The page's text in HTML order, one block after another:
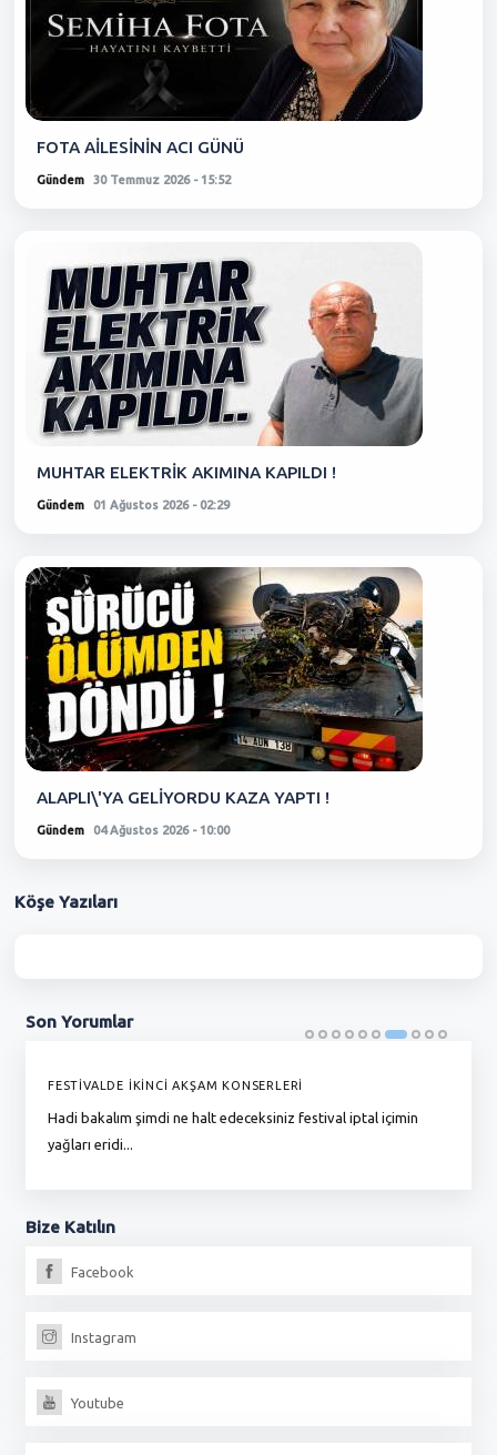
FOTA AİLESİNİN ACI GÜNÜ
Gündem 30 Temmuz 2026 - 15:52
MUHTAR ELEKTRİK AKIMINA KAPILDI !
Gündem 01 Ağustos 2026 - 02:29
ALAPLI\'YA GELİYORDU KAZA YAPTI !
Gündem 04 Ağustos 2026 - 10:00
Köşe Yazıları
Son Yorumlar
FESTİVALDE İKİNCİ AKŞAM KONSERLERİ
Hadi bakalım şimdi ne halt edeceksiniz festival iptal içimin
yağları eridi...
Bize Katılın
Facebook
Instagram
Youtube